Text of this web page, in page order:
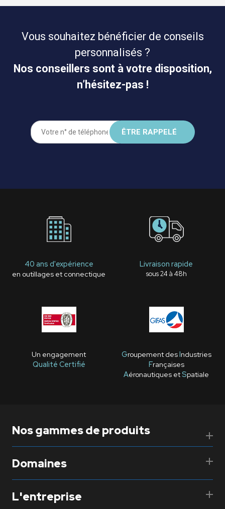
Vous souhaitez bénéficier de conseils
personnalisés ?
Nos conseillers sont à votre disposition,
n’hésitez-pas !
40 ans d'expérience
en outillages et connectique
Livraison rapide
sous 24 à 48h
Un engagement
Qualité Certifié
Groupement desIndustries
Françaises
Aéronautiques etSpatiale
Nos gammes de produits
Domaines
L'entreprise